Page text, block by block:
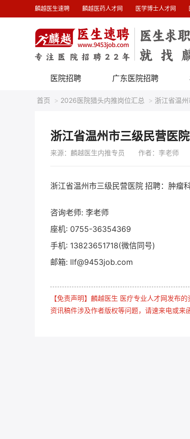
麟越医生速聘 麟越医药人才网 医学博士人才网
医院招聘 广东医院招聘
首页 > 2026医院猎头内推岗位汇总 > 浙江省温
浙江省温州市三级民营医
来源：麟越医生内推专员 作者：李老师
浙江省温州市三级民营医院 招聘：肿瘤
咨询老师: 李老师
座机: 0755-36354369
手机: 13823651718(微信同号)
邮箱: llf@9453job.com
【免责声明】麟越医生 医疗专业人才网发布
资讯稿件涉及作者版权等问题，请速来电或来